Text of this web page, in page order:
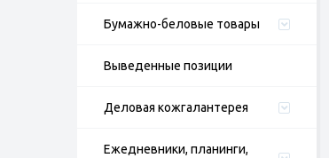
Бумажно-беловые товары
Выведенные позиции
Деловая кожгалантерея
Ежедневники, планинги,